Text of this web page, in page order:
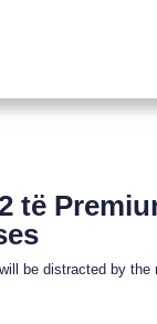
të
be distracted by